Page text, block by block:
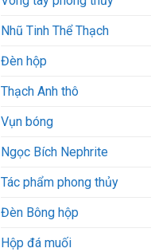
Nhũ Tinh Thể Thạch
Đèn hộp
Thạch Anh thô
Vụn bóng
Ngọc Bích Nephrite
Tác phẩm phong thủy
Đèn Bông hộp
Hộp đá muối